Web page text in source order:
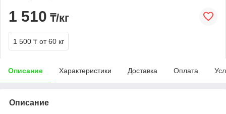
1 510 ₸/кг
1 500 ₸ от 60 кг
Описание Характеристики Доставка Оплата
Описание